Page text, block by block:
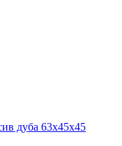
дуба 63х45х45